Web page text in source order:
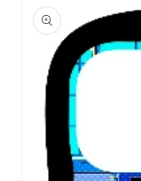
報にス
キップ